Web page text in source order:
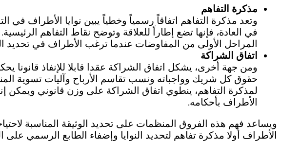
مذكرة التفاهم
وتعد مذكرة التفاهم اتفاقاً رسمياً وخطياً يبين نوايا الأطراف في
في العادة، فإنها تضع إطاراً للعلاقة وتوضح نقاط التفاهم
المراحل الأولى من المفاوضات عندما ترغب الأطراف في
اتفاق الشراكة
ومن جهة أخرى، يشكل اتفاق الشراكة عقدا قابلا للإنفاذ قانونا
حقوق كل شريك وواجباته ونسب تقاسم الأرباح وآليات تسوية
لمذكرة التفاهم، ينطوي اتفاق الشراكة على وزن قانوني ويمكن
الأطراف بأحكامه.
ويساعد فهم هذه الفروق المنظمات على تحديد الوثيقة المناسبة
الأطراف أولا مذكرة تفاهم لتحديد النوايا وإضفاء الطابع الرسمي